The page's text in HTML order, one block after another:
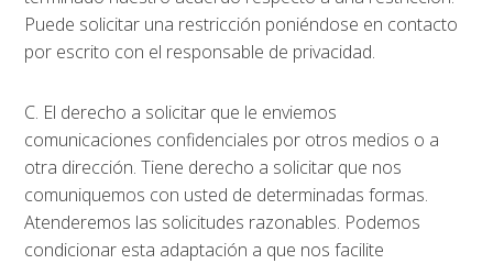
Puede solicitar una restricción poniéndose en contacto
por escrito con el responsable de privacidad.
C. El derecho a solicitar que le enviemos
comunicaciones confidenciales por otros medios o a
otra dirección. Tiene derecho a solicitar que nos
comuniquemos con usted de determinadas formas.
Atenderemos las solicitudes razonables. Podemos
condicionar esta adaptación a que nos facilite